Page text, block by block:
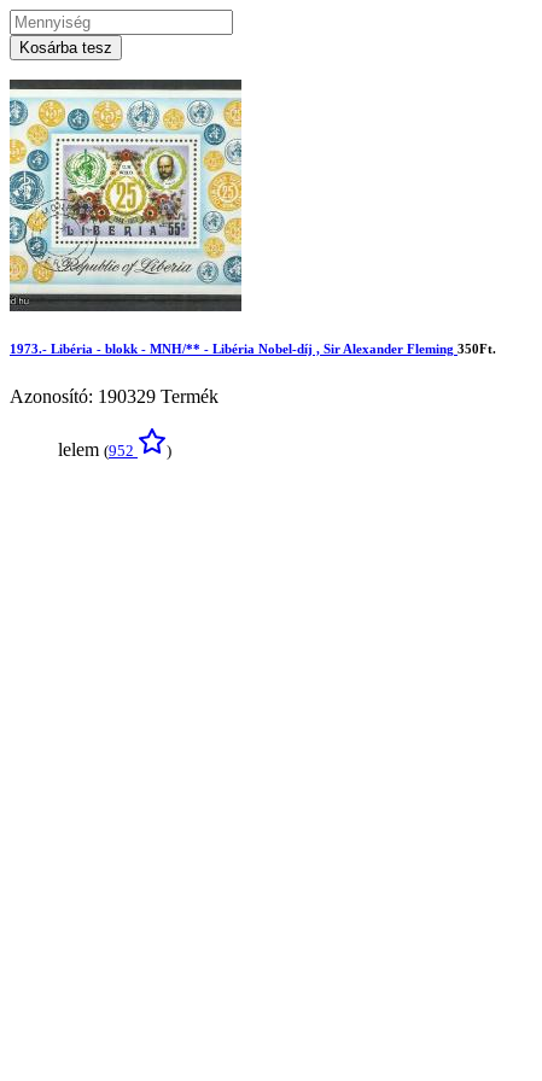
Kosárba tesz
1973.- Libéria - blokk - MNH/** - Libéria Nobel-díj , Sir Alexander Fleming 350Ft.
Azonosító: 190329 Termék
lelem (952 )